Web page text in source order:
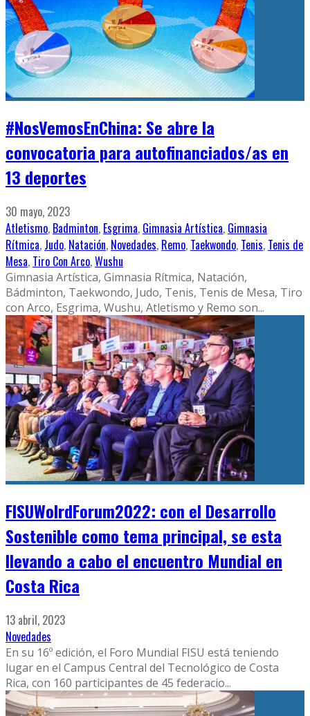
#NosVemosEnChina: Se abre la
convocatoria para autofinanciados/as en
13 deportes
30 mayo, 2023
Atletismo, Badminton, Esgrima, Gimnasia Artística, Gimnasia
Rítmica, Judo, Natación, Novedades, Remo, Taekwondo, Tenis, Tenis de
Mesa, Tiro Con Arco,Wushu
Gimnasia Artística, Gimnasia Rítmica, Natación,
Bádminton, Taekwondo, Judo, Tenis, Tenis de Mesa, Tiro
con Arco, Esgrima, Wushu, Atletismo y Remo son...
FISUWolrdForum2022: con el Desarrollo
Sostenible como tema principal, se esta
llevando a cabo el encuentro Mundial en
Costa Rica
13 abril, 2023
Novedades
En su 16º edición, el Foro Mundial FISU está teniendo
lugar en el Campus Central del Tecnológico de Costa
Rica, con 160 participantes de 45 federacio...